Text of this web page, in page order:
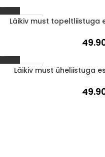
1-3 D.D.
Läikiv must topeltliistuga
1-3 D.D.
Läikiv must üheliistuga